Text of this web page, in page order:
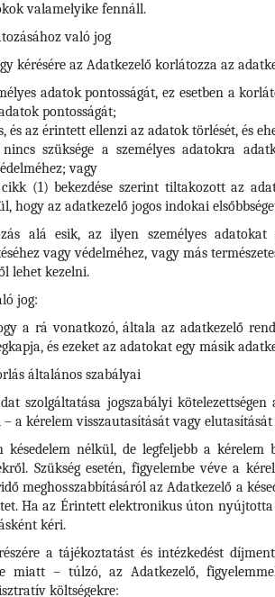
valamelyike fennáll.
való jog
kérésére az Adatkezelő korlátozza az
adatok pontosságát, ez esetben a
pontosságát;
és az érintett ellenzi az adatok törlését, és
szüksége a személyes adatokra
vagy
(1) bekezdése szerint tiltakozott az
hogy az adatkezelő jogos indokai
alá esik, az ilyen személyes
vagy védelméhez, vagy más
lehet kezelni.
jog:
a rá vonatkozó, általa az adatkezelő
és ezeket az adatokat egy másik
általános szabályai
szolgáltatása jogszabályi
a kérelem visszautasítását vagy
késedelem nélkül, de legfeljebb a
Szükség esetén, figyelembe véve a
meghosszabbításáról az Adatkezelő a
Ha az Érintett elektronikus úton
kéri.
a tájékoztatást és intézkedést
miatt – túlzó, az Adatkezelő,
költségekre: